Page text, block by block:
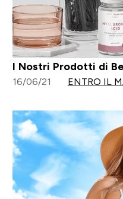
I Nostri Prodotti di
16/06/21 ENTRO IL